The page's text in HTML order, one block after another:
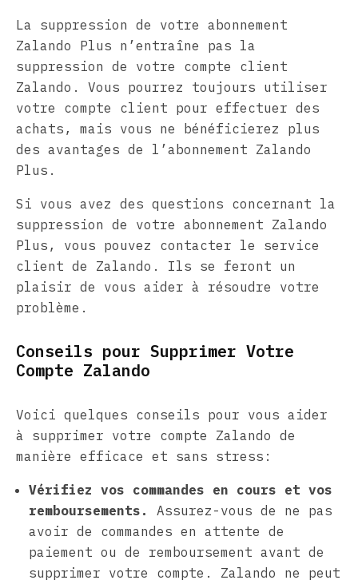
La suppression de votre abonnement
Zalando Plus n’entraîne pas la
suppression de votre compte client
Zalando. Vous pourrez toujours utiliser
votre compte client pour effectuer des
achats, mais vous ne bénéficierez plus
des avantages de l’abonnement Zalando
Plus.
Si vous avez des questions concernant la
suppression de votre abonnement Zalando
Plus, vous pouvez contacter le service
client de Zalando. Ils se feront un
plaisir de vous aider à résoudre votre
problème.
Conseils pour Supprimer Votre
Compte Zalando
Voici quelques conseils pour vous aider
à supprimer votre compte Zalando de
manière efficace et sans stress:
Vérifiez vos commandes en cours et vos
remboursements.
Assurez-vous de ne pas
avoir de commandes en attente de
paiement ou de remboursement avant de
supprimer votre compte. Zalando ne peut